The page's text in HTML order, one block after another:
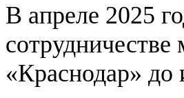
В апреле 2025
«Краснодар» до